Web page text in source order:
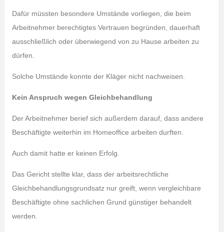
Dafür müssten besondere Umstände vorliegen, die beim
Arbeitnehmer berechtigtes Vertrauen begründen, dauerhaft
ausschließlich oder überwiegend von zu Hause arbeiten zu
dürfen.
Solche Umstände konnte der Kläger nicht nachweisen.
Kein Anspruch wegen Gleichbehandlung
Der Arbeitnehmer berief sich außerdem darauf, dass andere
Beschäftigte weiterhin im Homeoffice arbeiten durften.
Auch damit hatte er keinen Erfolg.
Das Gericht stellte klar, dass der arbeitsrechtliche
Gleichbehandlungsgrundsatz nur greift, wenn vergleichbare
Beschäftigte ohne sachlichen Grund günstiger behandelt
werden.